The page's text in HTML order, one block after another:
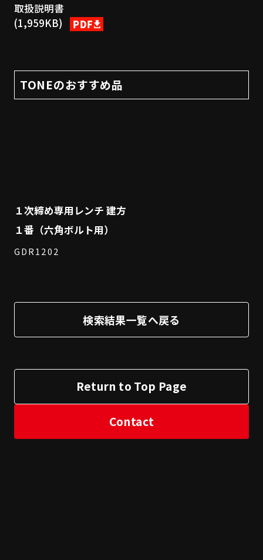
取扱説明書
(1,959KB)
TONEのおすすめ品
１次締め専用レンチ 建方
１番（六角ボルト用）
GDR1202
検索結果一覧へ戻る
Return to Top Page
Contact